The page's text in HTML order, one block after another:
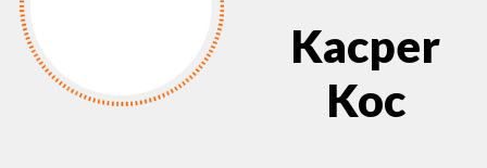
Kacper
Koc